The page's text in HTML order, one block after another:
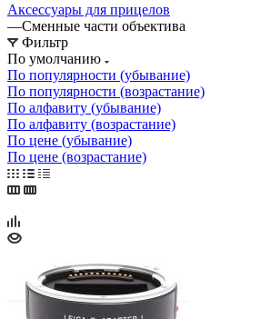
Аксессуары для прицелов
—Сменные части объектива
Фильтр
По умолчанию
По популярности (убывание)
По популярности (возрастание)
По алфавиту (убывание)
По алфавиту (возрастание)
По цене (убывание)
По цене (возрастание)